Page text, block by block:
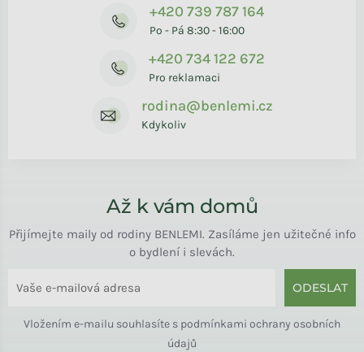
+420 739 787 164
Po - Pá 8:30 - 16:00
+420 734 122 672
Pro reklamaci
rodina@benlemi.cz
Kdykoliv
Až k vám domů
Přijímejte maily od rodiny BENLEMI. Zasíláme jen užitečné info
o bydlení i slevách.
ODESLAT
Vložením e-mailu souhlasíte s podmínkami ochrany osobních
údajů